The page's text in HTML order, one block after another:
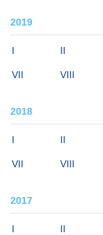
2019
I II
VII VIII
2018
I II
VII VIII
2017
I II